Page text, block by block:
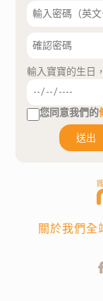
輸入寶寶的生日
您同意我們的
送出
關於我們全